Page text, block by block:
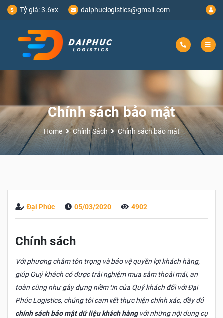
Tỷ giá:3.6xx daiphuclogistics@gmail.com
Chính sách bảo mật
Home Chính Sách Chính sách bảo mật
Đại Phúc 05/03/2020 4902
Chính sách
Với phương châm tôn trọng và bảo vệ quyền lợi khách hàng,
giúp Quý khách có được trải nghiệm mua sắm thoải mái, an
toàn cũng như gây dựng niềm tin của Quý khách đối với Đại
Phúc Logistics, chúng tôi cam kết thực hiện chính xác, đầy đủ
chính sách bảo mật dữ liệu khách hàngvới những nội dung cụ